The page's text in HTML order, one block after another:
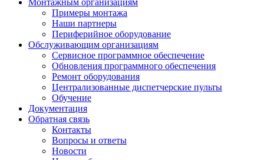
Монтажным организациям
Примеры монтажа
Наши партнеры
Периферийное оборудование
Обслуживающим организациям
Сервисное программное обеспечение
Обновления программного обеспечения
Ремонт оборудования
Централизованные диспетчерские пульты
Обучение
Документация
Обратная связь
Контакты
Вопросы и ответы
Новости